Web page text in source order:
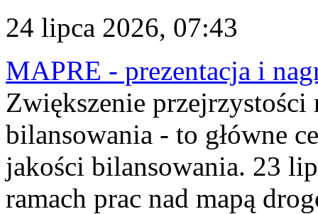
24 lipca 2026, 07:43
MAPRE - prezentacja i
Zwiększenie
bilansowania - to główne
jakości bilansowania. 23
ramach prac nad mapą